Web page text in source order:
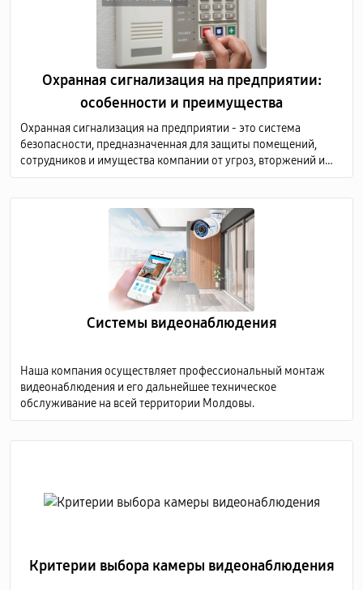
Охранная сигнализация на предприятии:
особенности и преимущества
Охранная сигнализация на предприятии - это система
безопасности, предназначенная для защиты помещений,
сотрудников и имущества компании от угроз, вторжений и
других нежелательных событий.
Системы видеонаблюдения
Наша компания осуществляет профессиональный монтаж
видеонаблюдения и его дальнейшее техническое
обслуживание на всей территории Молдовы.
Критерии выбора камеры видеонаблюдения